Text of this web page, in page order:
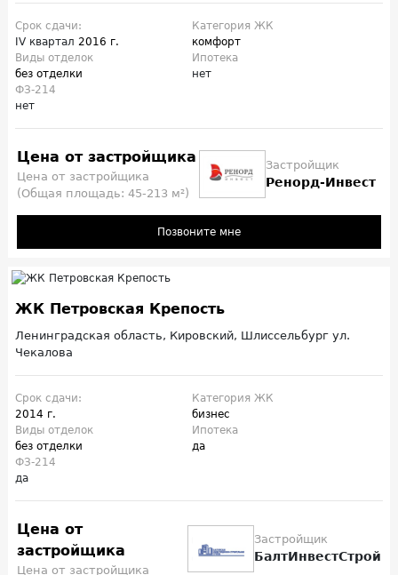
Срок сдачи:
IV квартал 2016 г.
Категория ЖК
комфорт
Виды отделок
без отделки
Ипотека
нет
ФЗ-214
нет
Цена от застройщика
Цена от застройщика
(Общая площадь: 45-213 м²)
Застройщик
Ренорд-Инвест
Позвоните мне
ЖК Петровская Крепость
Ленинградская область, Кировский, Шлиссельбург ул.
Чекалова
Срок сдачи:
2014 г.
Категория ЖК
бизнес
Виды отделок
без отделки
Ипотека
да
ФЗ-214
да
Цена от
застройщика
Цена от застройщика
Застройщик
БалтИнвестСтрой